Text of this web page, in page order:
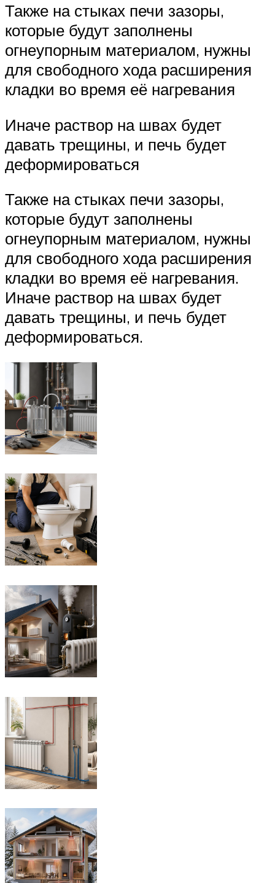
Также на стыках печи зазоры,
которые будут заполнены
огнеупорным материалом, нужны
для свободного хода расширения
кладки во время её нагревания
Иначе раствор на швах будет
давать трещины, и печь будет
деформироваться
Также на стыках печи зазоры,
которые будут заполнены
огнеупорным материалом, нужны
для свободного хода расширения
кладки во время её нагревания.
Иначе раствор на швах будет
давать трещины, и печь будет
деформироваться.